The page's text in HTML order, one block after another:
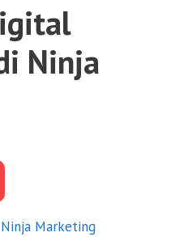
Ninja
Ninja Marketing